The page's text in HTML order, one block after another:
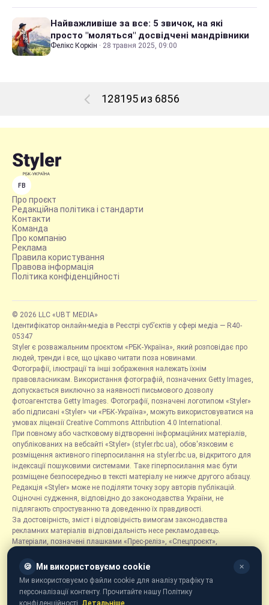
Найважливіше за все: 5 звичок, на які
просто "моляться" досвідчені мандрівники
Фелікс Коркін · 28 травня 2025, 09:00
128195 из 6856
FB
Про проєкт
Редакційна політика і стандарти
Контакти
Команда
Про компанію
Реклама
Правила користування
Правова інформація
Політика конфіденційності
© 2026 LLC «UBT MEDIA»
Ідентифікатор онлайн-медіа в Реєстрі суб’єктів у сфері медіа — R40-
05347
Styler є розважальним проєктом «РБК-Україна», який розповідає про
людей, тренди і все, що цікаво читати поза новинами.
Фотографії, ілюстрації та інші зображення належать їхнім
правовласникам. Використання фотографій, позначених Getty Images,
допускається виключно за наявності письмового дозволу
фотоагентства Getty Images. Фотографії, позначені логотипом «Styler»
або підписані «Styler» чи «РБК-Україна», можуть використовуватися на
умовах ліцензії Creative Commons Attribution 4.0 International.
При повному або частковому відтворенні інформаційних матеріалів,
опублікованих на вебсайті «Styler» (styler.rbc.ua), обов'язковим є
розміщення активного гіперпосилання на styler.rbc.ua, відкритого для
індексації пошуковими системами. Таке гіперпосилання має бути
розміщене безпосередньо в тексті матеріалу не нижче другого абзацу.
Редакція «Styler» може не поділяти точку зору авторів публікацій.
Оціночні судження, відповідно до законодавства України, не
підлягають спростуванню та доведенню їх правдивості.
За достовірність, зміст і відповідність вимогам законодавства
рекламних матеріалів відповідальність несе рекламодавець.
Матеріали, позначені плашками «Прес-реліз», «Спецпроєкт»,
розміщуються на правах реклами.
Рубрика «Новини компаній» є інформаційним форматом, що містить
новини, повідомлення та оголошення, пов'язані з діяльністю
компаній, і ґрунтується на інформації, наданій відповідними
🍪 Ми використовуємо cookie ✕
Ми використовуємо файли cookie для аналізу трафіку та
персоналізації контенту. Прочитайте нашу Політику
конфіденційності. Детальніше